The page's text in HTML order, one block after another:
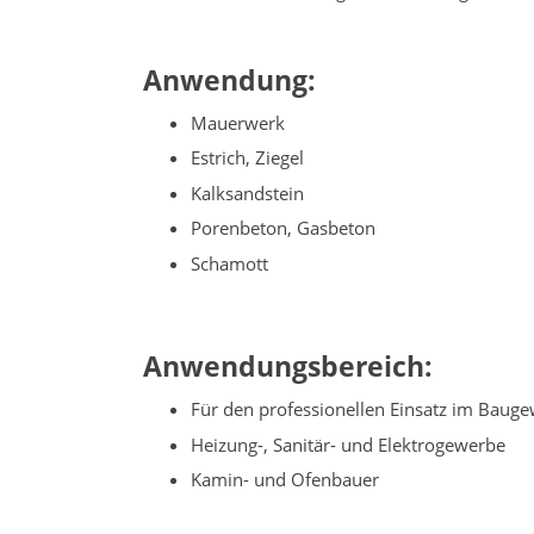
Anwendung:
Mauerwerk
Estrich, Ziegel
Kalksandstein
Porenbeton, Gasbeton
Schamott
Anwendungsbereich:
Für den professionellen Einsatz im
Heizung-, Sanitär- und Elektrogewerbe
Kamin- und Ofenbauer